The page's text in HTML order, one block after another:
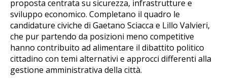
proposta centrata su sicurezza, infrastrutture e
sviluppo economico. Completano il quadro le
candidature civiche di Gaetano Sciacca e Lillo Valvieri,
che pur partendo da posizioni meno competitive
hanno contribuito ad alimentare il dibattito politico
cittadino con temi alternativi e approcci differenti alla
gestione amministrativa della città.